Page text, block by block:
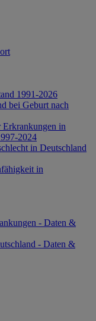
1991-2026
bei Geburt nach
Erkrankungen in
2024
in Deutschland
in
- Daten &
- Daten &